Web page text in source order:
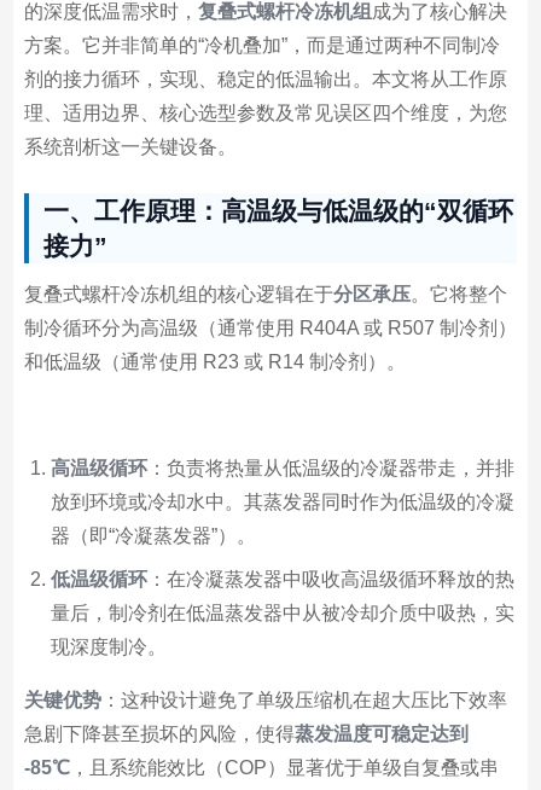
的深度低温需求时， 复叠式螺杆冷冻机组 成为了核心解决
方案。它并非简单的“冷机叠加”，而是通过两种不同制冷
剂的接力循环，实现、稳定的低温输出。本文将从工作原
理、适用边界、核心选型参数及常见误区四个维度，为您
系统剖析这一关键设备。
一、工作原理：高温级与低温级的“双循环
接力”
复叠式螺杆冷冻机组的核心逻辑在于分区承压。它将整个
制冷循环分为高温级（通常使用 R404A 或 R507 制冷剂）
和低温级（通常使用 R23 或 R14 制冷剂）。
高温级循环：负责将热量从低温级的冷凝器带走，并排
放到环境或冷却水中。其蒸发器同时作为低温级的冷凝
器（即“冷凝蒸发器”）。
低温级循环：在冷凝蒸发器中吸收高温级循环释放的热
量后，制冷剂在低温蒸发器中从被冷却介质中吸热，实
现深度制冷。
关键优势：这种设计避免了单级压缩机在超大压比下效率
急剧下降甚至损坏的风险，使得蒸发温度可稳定达到
-85℃，且系统能效比（COP）显著优于单级自复叠或串